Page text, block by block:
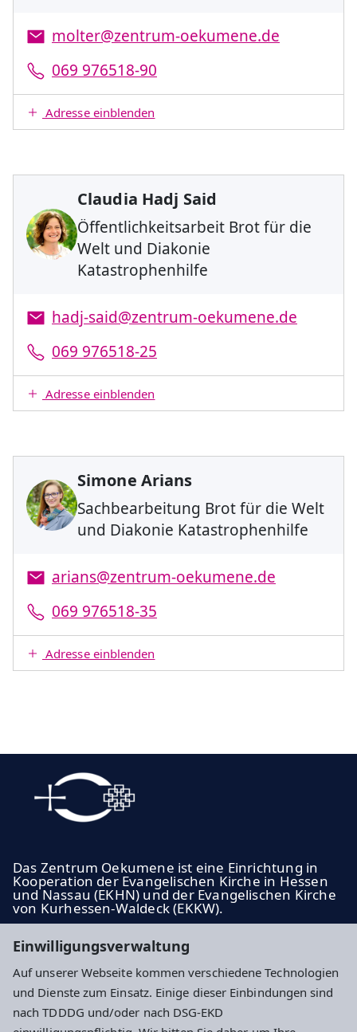
Einwilligungsverwaltung
Auf unserer Webseite kommen verschiedene Technologien
und Dienste zum Einsatz. Einige dieser Einbindungen sind
nach TDDDG und/oder nach DSG-EKD
molter@zentrum-oekumene.de
069 976518-90
Adresse einblenden
Claudia Hadj Said
Öffentlichkeitsarbeit Brot für die
Welt und Diakonie
Katastrophenhilfe
hadj-said@zentrum-oekumene.de
069 976518-25
Adresse einblenden
Simone Arians
Sachbearbeitung Brot für die Welt
und Diakonie Katastrophenhilfe
arians@zentrum-oekumene.de
069 976518-35
Adresse einblenden
Das Zentrum Oekumene ist eine Einrichtung in
Kooperation der Evangelischen Kirche in Hessen
und Nassau (EKHN) und der Evangelischen Kirche
von Kurhessen-Waldeck (EKKW).
ekkw.de
Cookie-Einstellungen